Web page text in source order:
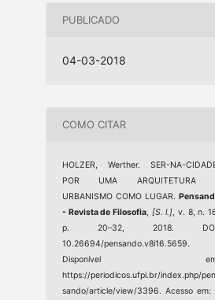
PUBLICADO
04-03-2018
COMO CITAR
HOLZER, Werther. SER-NA-
POR UMA ARQUITETURA
URBANISMO COMO LUGAR.
- Revista de Filosofia, [S. l.], v. 8, n.
p. 20–32, 2018.
10.26694/pensando.v8i16.5659.
Disponível
https://periodicos.ufpi.br/index.php/
sando/article/view/3396. Acesso em: